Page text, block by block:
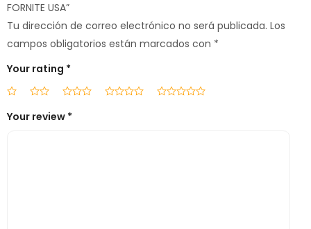
FORNITE USA”
Tu dirección de correo electrónico no será publicada. Los
campos obligatorios están marcados con *
Your rating *
Your review *